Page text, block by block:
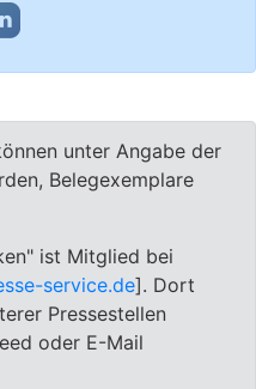
unter Angabe der
Belegexemplare
ist Mitglied bei
service.de]. Dort
Pressestellen
oder E-Mail